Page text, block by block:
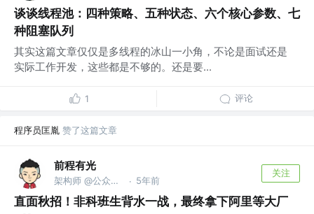
谈谈线程池：四种策略、五种状态、六个核心参数、七
种阻塞队列
其实这篇文章仅仅是多线程的冰山一小角，不论是面试还是
实际工作开发，这些都是不够的。还是要...
1 评论
程序员匡胤 赞了这篇文章
前程有光
架构师 @公众号：前程有光 · 5年前
关注
直面秋招！非科班生背水一战，最终拿下阿里等大厂